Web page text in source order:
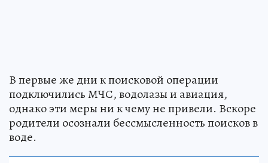
В первые же дни к поисковой операции
подключились МЧС, водолазы и авиация,
однако эти меры ни к чему не привели. Вскоре
родители осознали бессмысленность поисков в
воде.